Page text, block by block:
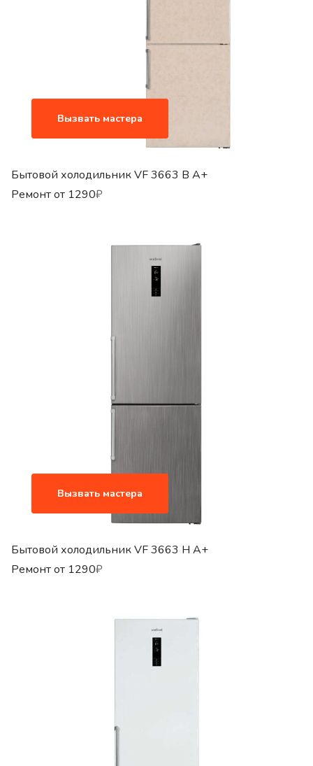
Вызвать мастера
Бытовой холодильник VF 3663 B A+
Ремонт от 1290₽
Вызвать мастера
Бытовой холодильник VF 3663 H A+
Ремонт от 1290₽